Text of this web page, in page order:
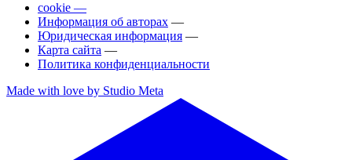
cookie —
Информация об авторах —
Юридическая информация —
Карта сайта —
Политика конфиденциальности
Made with love by Studio Meta